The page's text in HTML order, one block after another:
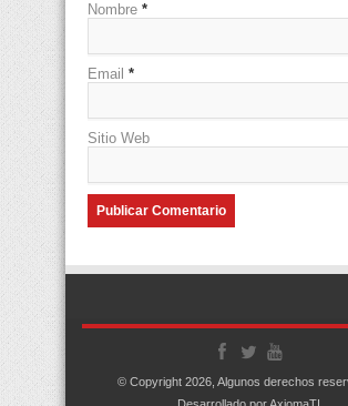
Nombre *
Email *
Sitio Web
© Copyright 2026, Algunos derechos